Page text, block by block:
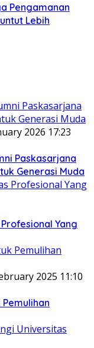
Pengamanan
Lebih
2026 17:23
Paskasarjana
Generasi Muda
Yang
2025 11:10